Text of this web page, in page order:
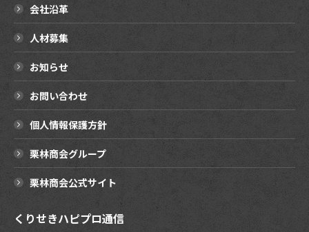
会社沿革
人材募集
お知らせ
お問い合わせ
個人情報保護方針
栗林商会グループ
栗林商会公式サイト
くりせきハピプロ通信